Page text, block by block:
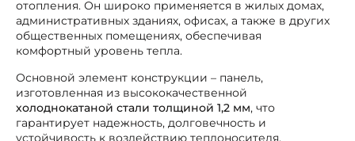
отопления. Он широко применяется в жилых домах,
административных зданиях, офисах, а также в других
общественных помещениях, обеспечивая
комфортный уровень тепла.
Основной элемент конструкции – панель,
изготовленная из высококачественной
холоднокатаной стали толщиной 1,2 мм, что
гарантирует надежность, долговечность и
устойчивость к воздействию теплоносителя.